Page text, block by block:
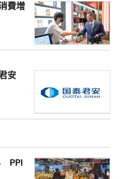
費增
安
PPI